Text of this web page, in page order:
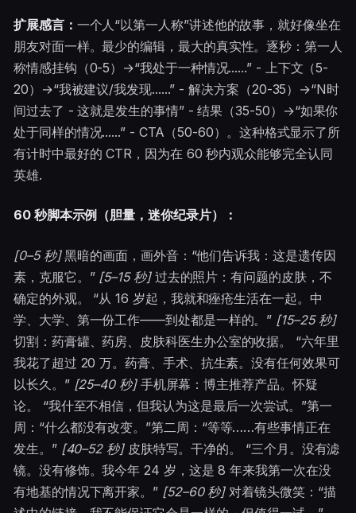
扩展感言： 一个人“以第一人称”讲述他的故事，就好像坐在
朋友对面一样。最少的编辑，最大的真实性。逐秒：第一人
称情感挂钩（0-5）→“我处于一种情况......” - 上下文（5-
20​​）→“我被建议/我发现......” - 解决方案（20-35）→“N时
间过去了 - 这就是发生的事情” - 结果（35-50）→“如果你
处于同样的情况......” - CTA（50-60）。这种格式显示了所
有计时中最好的 CTR，因为在 60 秒内观众能够完全认同
英雄.
60 秒脚本示例（胆量，迷你纪录片）：
[0–5 秒]黑暗的画面，画外音：“他们告诉我：这是遗传因
素，克服它。” [5–15 秒]过去的照片：有问题的皮肤，不
确定的外观。 “从 16 岁起，我就和痤疮生活在一起。中
学、大学、第一份工作——到处都是一样的。” [15–25 秒]
切割：药膏罐、药房、皮肤科医生办公室的收据。 “六年里
我花了超过 20 万。药膏、手术、抗生素。没有任何效果可
以长久。” [25–40 秒]手机屏幕：博主推荐产品。怀疑
论。 “我什至不相信，但我认为这是最后一次尝试。”第一
周：“什么都没有改变。”第二周：“等等……有些事情正在
发生。” [40–52 秒]皮肤特写。干净的。 “三个月。没有滤
镜。没有修饰。我今年 24 岁，这是 8 年来我第一次在没
有地基的情况下离开家。” [52–60 秒]对着镜头微笑：“描